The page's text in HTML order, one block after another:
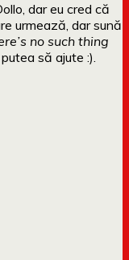
dar eu cred că
urmează, dar sună
no such thing
să ajute :).